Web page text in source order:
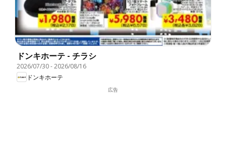
ドンキホーテ - チラシ
2026/07/30-2026/08/16
ドンキホーテ
広告